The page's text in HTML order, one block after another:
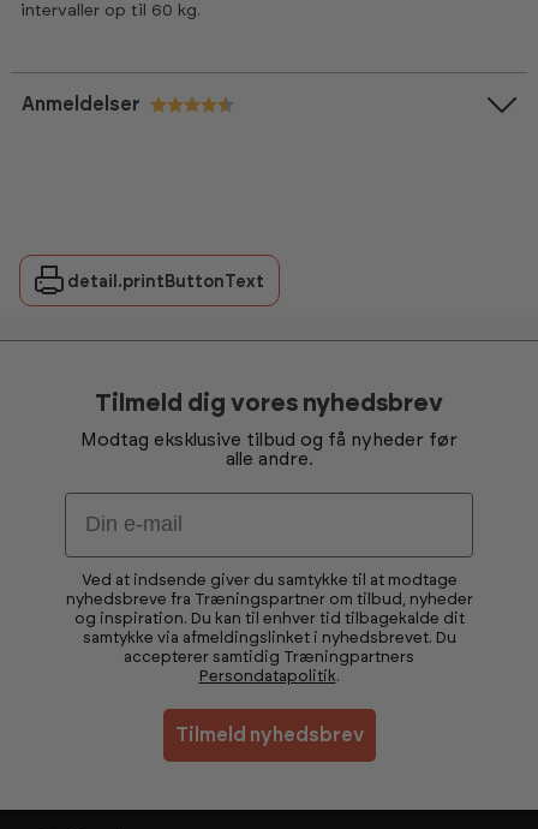
intervaller op til 60 kg.
Anmeldelser
detail.printButtonText
Tilmeld dig vores nyhedsbrev
Modtag eksklusive tilbud og få nyheder før
alle andre.
Email
Ved at indsende giver du samtykke til at modtage
nyhedsbreve fra Træningspartner om tilbud, nyheder
og inspiration. Du kan til enhver tid tilbagekalde dit
samtykke via afmeldingslinket i nyhedsbrevet. Du
accepterer samtidig Træningpartners
Persondatapolitik.
Tilmeld nyhedsbrev